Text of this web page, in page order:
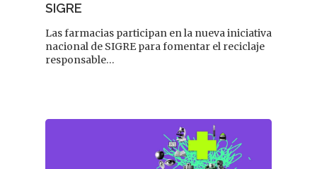
SIGRE
Las farmacias participan en la nueva iniciativa
nacional de SIGRE para fomentar el reciclaje
responsable…